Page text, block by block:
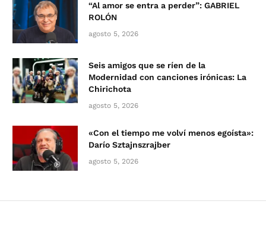
“Al amor se entra a perder”: GABRIEL
ROLÓN
agosto 5, 2026
Seis amigos que se ríen de la
Modernidad con canciones irónicas: La
Chirichota
agosto 5, 2026
«Con el tiempo me volví menos egoísta»:
Darío Sztajnszrajber
agosto 5, 2026